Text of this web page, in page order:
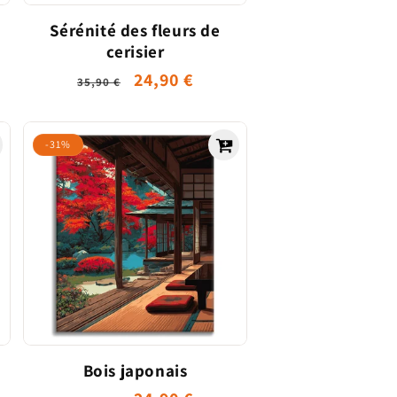
Sérénité des fleurs de
cerisier
Prix
35,90 €
Prix
24,90 €
-31%
Bois japonais